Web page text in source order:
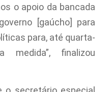
o apoio da bancada
[gaúcho] para
para, até quarta-
medida”, finalizou